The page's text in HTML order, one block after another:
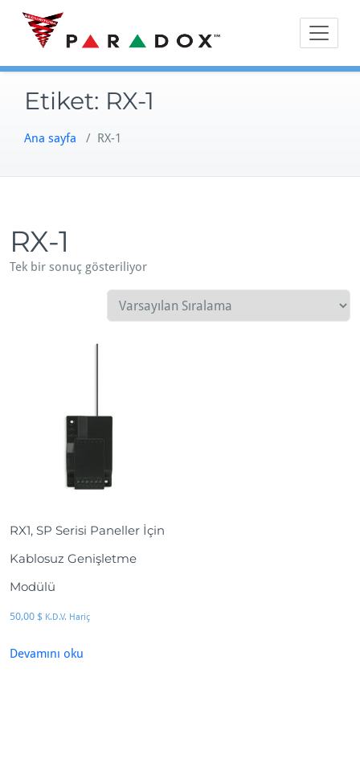
Skip
content
Etiket: RX-1
Ana sayfa / RX-1
RX-1
Tek bir sonuç gösteriliyor
RX1, SP Serisi Paneller İçin
Kablosuz Genişletme
Modülü
50,00 $ K.D.V. Hariç
Devamını oku